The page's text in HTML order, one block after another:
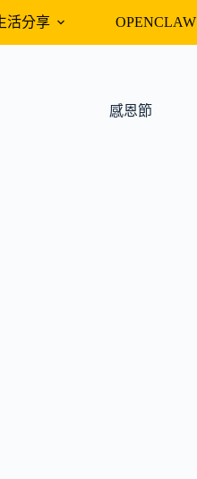
活分享 OPENCLAW
感恩節